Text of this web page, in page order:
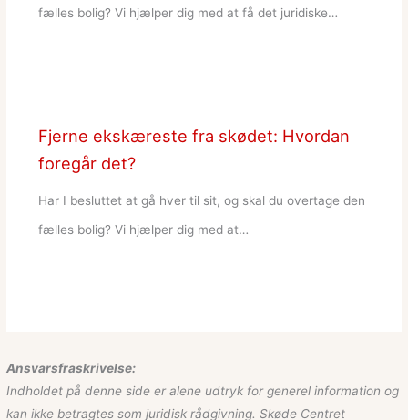
fælles bolig? Vi hjælper dig med at få det juridiske…
Fjerne ekskæreste fra skødet: Hvordan
foregår det?
Har I besluttet at gå hver til sit, og skal du overtage den
fælles bolig? Vi hjælper dig med at…
Ansvarsfraskrivelse:
Indholdet på denne side er alene udtryk for generel information og
kan ikke betragtes som juridisk rådgivning. Skøde Centret